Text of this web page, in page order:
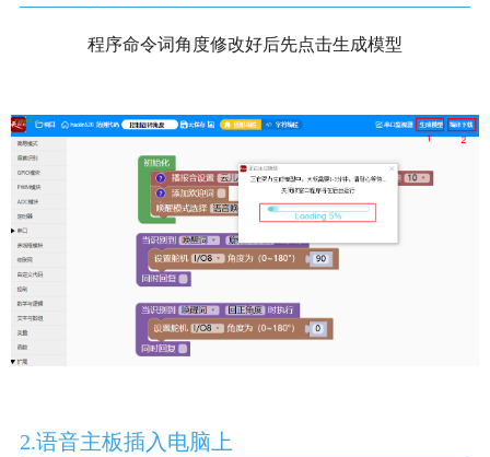
程序命令词角度修改好后先点击生成模型
2.语音主板插入电脑上